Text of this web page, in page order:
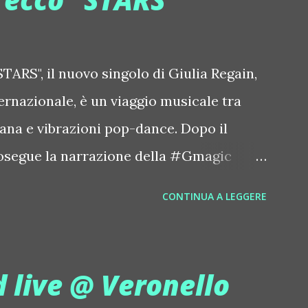
metroarea Deian ::
Dixon ::
Jon Hopkins ::
il nuovo singolo di Giulia Regain,
è un viaggio musicale tra
e vibrazioni pop-dance. Dopo il
la narrazione della #Gmagic
come "My Memories" (Universal)
CONTINUA A LEGGERE
live @ Veronello